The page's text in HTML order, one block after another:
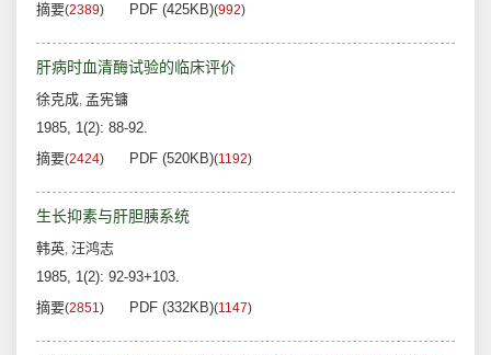
摘要(2389) PDF (425KB)(992)
肝病时血清酶试验的临床评价
徐克成, 孟宪镛
1985, 1(2): 88-92.
摘要(2424) PDF (520KB)(1192)
生长抑素与肝胆胰系统
韩英, 汪鸿志
1985, 1(2): 92-93+103.
摘要(2851) PDF (332KB)(1147)